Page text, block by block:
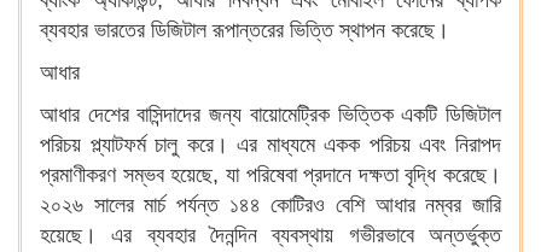
ব্যবহার ভারতের ডিজিটাল রূপান্তরের ভিত্তি স্থাপন করেছে।
আধার
আধার দেশের বাসিন্দাদের জন্য বায়োমেট্রিক ভিত্তিক একটি ডিজিটাল
পরিচয় প্ল্যাটফর্ম চালু করে। এর মাধ্যমে একক পরিচয় এবং নিরাপদ
প্রমাণীকরণ সম্ভব হয়েছে, যা পরিষেবা প্রদানে দক্ষতা বৃদ্ধি করেছে।
২০২৬ সালের মার্চ পর্যন্ত ১৪৪ কোটিরও বেশি আধার নম্বর জারি
হয়েছে। এর ব্যবহার দৈনন্দিন ব্যবস্থায় গভীরভাবে অন্তর্ভুক্ত